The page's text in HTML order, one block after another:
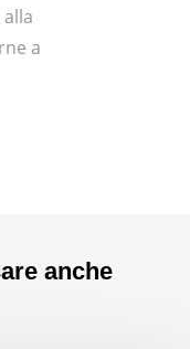
a
anche